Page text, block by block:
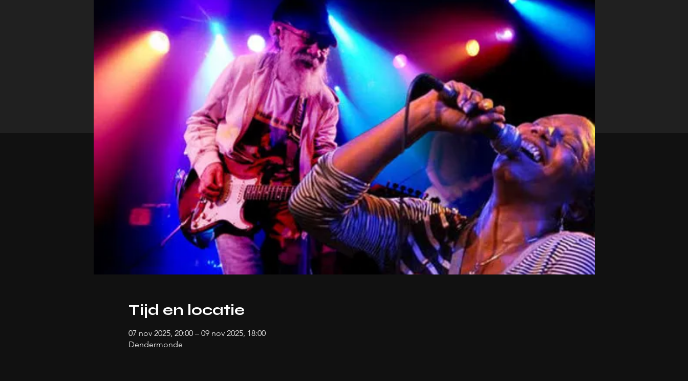
Tijd en locatie
07 nov 2025, 20:00 – 09 nov 2025, 18:00
Dendermonde